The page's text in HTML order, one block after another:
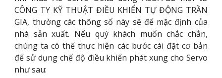
CÔNG TY KỸ THUẬT ĐIỀU KHIỂN TỰ ĐỘNG TRẦN
GIA, thường các thông số này sẽ để mặc định của
nhà sản xuất. Nếu quý khách muốn chắc chắn,
chúng ta có thể thực hiện các bước cài đặt cơ bản
để sử dụng chế độ điều khiển phát xung cho Servo
như sau: